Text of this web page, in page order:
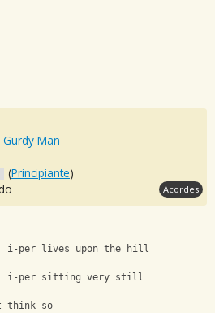
Man
(Principiante)
Acordes
per lives upon the hill
per sitting very still
think so